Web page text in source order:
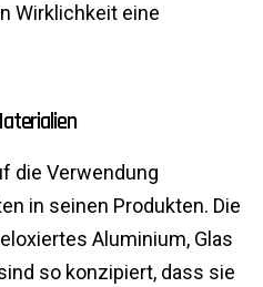
Wirklichkeit eine
die Verwendung
in seinen Produkten. Die
Aluminium, Glas
so konzipiert, dass sie